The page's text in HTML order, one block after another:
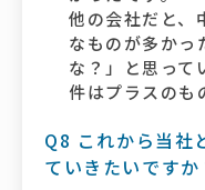
他の会社だと、
なものが多かっ
な？」と思って
件はプラスのも
Q8 これから当社
ていきたいですか